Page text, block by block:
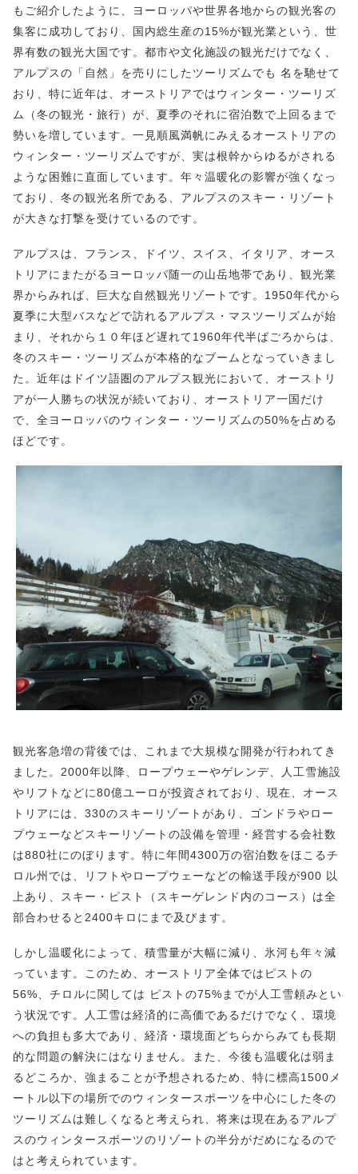
もご紹介したように、ヨーロッパや世界各地からの観光客の
集客に成功しており、国内総生産の15%が観光業という、世
界有数の観光大国です。都市や文化施設の観光だけでなく、
アルプスの「自然」を売りにしたツーリズムでも 名を馳せて
おり、特に近年は、オーストリアではウィンター・ツーリズ
ム（冬の観光・旅行）が、夏季のそれに宿泊数で上回るまで
勢いを増しています。一見順風満帆にみえるオーストリアの
ウィンター・ツーリズムですが、実は根幹からゆるがされる
ような困難に直面しています。年々温暖化の影響が強くなっ
ており、冬の観光名所である、アルプスのスキー・リゾート
が大きな打撃を受けているのです。
アルプスは、フランス、ドイツ、スイス、イタリア、オース
トリアにまたがるヨーロッパ随一の山岳地帯であり、観光業
界からみれば、巨大な自然観光リゾートです。1950年代から
夏季に大型バスなどで訪れるアルプス・マスツーリズムが始
まり、それから１０年ほど遅れて1960年代半ばごろからは、
冬のスキー・ツーリズムが本格的なブームとなっていきまし
た。近年はドイツ語圏のアルプス観光において、オーストリ
アが一人勝ちの状況が続いており、オーストリア一国だけ
で、全ヨーロッパのウィンター・ツーリズムの50%を占める
ほどです。
観光客急増の背後では、これまで大規模な開発が行われてき
ました。2000年以降、ロープウェーやゲレンデ、人工雪施設
やリフトなどに80億ユーロが投資されており、現在、オース
トリアには、330のスキーリゾートがあり、ゴンドラやロー
プウェーなどスキーリゾートの設備を管理・経営する会社数
は880社にのぼります。特に年間4300万の宿泊数をほこるチ
ロル州では、リフトやロープウェーなどの輸送手段が900 以
上あり、スキー・ピスト（スキーゲレンド内のコース）は全
部合わせると2400キロにまで及びます。
しかし温暖化によって、積雪量が大幅に減り、氷河も年々減
っています。このため、オーストリア全体ではピストの
56%、チロルに関しては ピストの75%までが人工雪頼みとい
う状況です。人工雪は経済的に高価であるだけでなく、環境
への負担も多大であり、経済・環境面どちらからみても長期
的な問題の解決にはなりません。また、今後も温暖化は弱ま
るどころか、強まることが予想されるため、特に標高1500メ
ートル以下の場所でのウィンタースポーツを中心にした冬の
ツーリズムは難しくなると考えられ、将来は現在あるアルプ
スのウィンタースポーツのリゾートの半分がだめになるので
はと考えられています。